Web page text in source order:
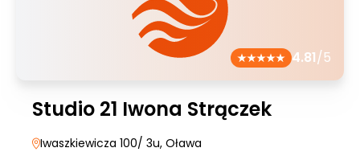
4.81/5
Studio 21 Iwona Strączek
Iwaszkiewicza 100/ 3u, Oława